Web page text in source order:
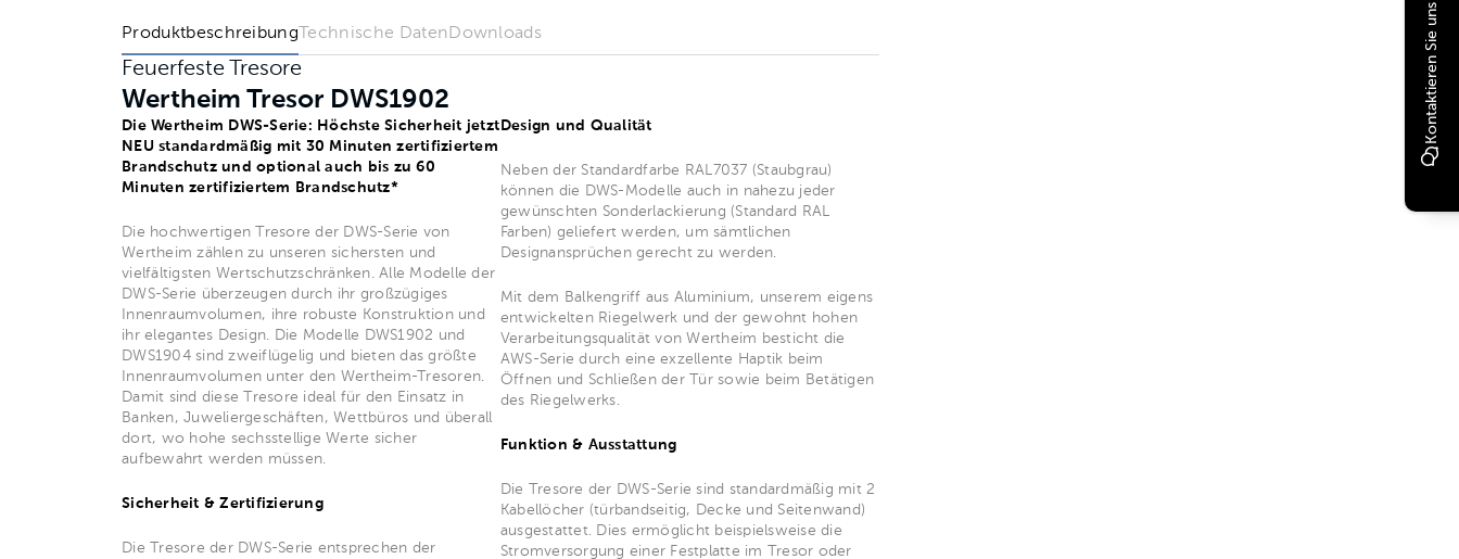
Kontaktieren Sie uns
ProduktbeschreibungTechnische Daten Downloads
Feuerfeste Tresore
Wertheim Tresor DWS1902
Die Wertheim DWS-Serie: Höchste Sicherheit jetzt
NEU standardmäßig mit 30 Minuten zertifiziertem
Brandschutz und optional auch bis zu 60
Minuten zertifiziertem Brandschutz*
Die hochwertigen Tresore der DWS-Serie von
Wertheim zählen zu unseren sichersten und
vielfältigsten Wertschutzschränken. Alle Modelle der
DWS-Serie überzeugen durch ihr großzügiges
Innenraumvolumen, ihre robuste Konstruktion und
ihr elegantes Design. Die Modelle DWS1902 und
DWS1904 sind zweiflügelig und bieten das größte
Innenraumvolumen unter den Wertheim-Tresoren.
Damit sind diese Tresore ideal für den Einsatz in
Banken, Juweliergeschäften, Wettbüros und überall
dort, wo hohe sechsstellige Werte sicher
aufbewahrt werden müssen.
Sicherheit & Zertifizierung
Die Tresore der DWS-Serie entsprechen der
Design und Qualität
Neben der Standardfarbe RAL7037 (Staubgrau)
können die DWS-Modelle auch in nahezu jeder
gewünschten Sonderlackierung (Standard RAL
Farben) geliefert werden, um sämtlichen
Designansprüchen gerecht zu werden.
Mit dem Balkengriff aus Aluminium, unserem eigens
entwickelten Riegelwerk und der gewohnt hohen
Verarbeitungsqualität von Wertheim besticht die
AWS-Serie durch eine exzellente Haptik beim
Öffnen und Schließen der Tür sowie beim Betätigen
des Riegelwerks.
Funktion & Ausstattung
Die Tresore der DWS-Serie sind standardmäßig mit 2
Kabellöcher (türbandseitig, Decke und Seitenwand)
ausgestattet. Dies ermöglicht beispielsweise die
Stromversorgung einer Festplatte im Tresor oder